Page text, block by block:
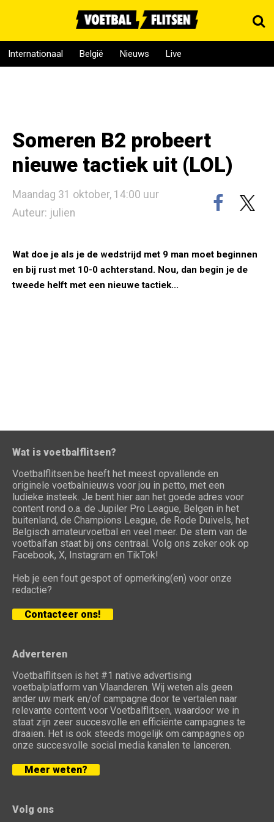
Internationaal België Nieuws Live
Someren B2 probeert
nieuwe tactiek uit (LOL)
Maandag 31 oktober, 14:00 uur
Auteur: julien
Wat doe je als je de wedstrijd met 9 man moet beginnen
en bij rust met 10-0 achterstand. Nou, dan begin je de
tweede helft met een nieuwe tactiek...
Wat is voetbalflitsen?
Voetbalflitsen.be heeft het meest opvallende en
originele voetbalnieuws voor jou in petto, met een
ludieke insteek. Je bent hier aan het goede adres voor
content rond o.a. de Jupiler Pro League, Belgen in het
buitenland, de Champions League, de Rode Duivels, het
Belgisch amateurvoetbal en veel meer. De stem van de
voetbalfan staat bij ons centraal. Volg ons zeker ook op
Facebook, X, Instagram en TikTok!
Heb je een fout gespot of opmerking(en) voor onze
redactie?
Contacteer ons!
Adverteren
Voetbalflitsen is het #1 native advertising
voetbalplatform van Vlaanderen. Wij weten als geen
ander uw merk en/of campagne door te vertalen naar
relevante content voor Voetbalflitsen, waardoor we in
staat zijn zeer succesvolle en efficiënte campagnes te
draaien. Het is ook steeds mogelijk om campagnes op
onze succesvolle social media kanalen te lanceren.
Meer weten?
Volg ons